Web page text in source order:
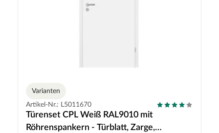
Varianten
Artikel-Nr.: L5011670
Türenset CPL Weiß RAL9010 mit
Röhrenspankern - Türblatt, Zarge,